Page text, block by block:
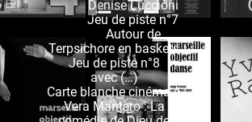
Denise Luccioni
Jeu de piste n°7
Autour de
Terpsichore en baskets
Jeu de piste n°8
avec (…)
Carte blanche cinéma à
Vera Mantero : La